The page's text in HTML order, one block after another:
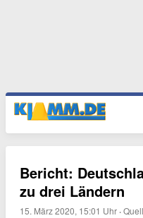
Bericht:
zu drei Ländern
15. März 2020, 15:01 Uhr ·